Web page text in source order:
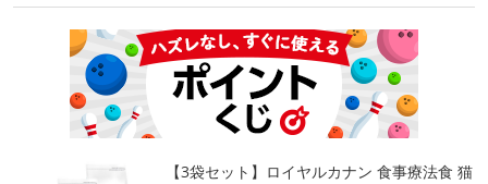
【3袋セット】ロイヤルカナン 食事療法食 猫